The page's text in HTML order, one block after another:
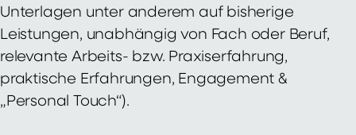
Unterlagen unter anderem auf bisherige
Leistungen, unabhängig von Fach oder Beruf,
relevante Arbeits- bzw. Praxiserfahrung,
praktische Erfahrungen, Engagement &
„Personal Touch“).